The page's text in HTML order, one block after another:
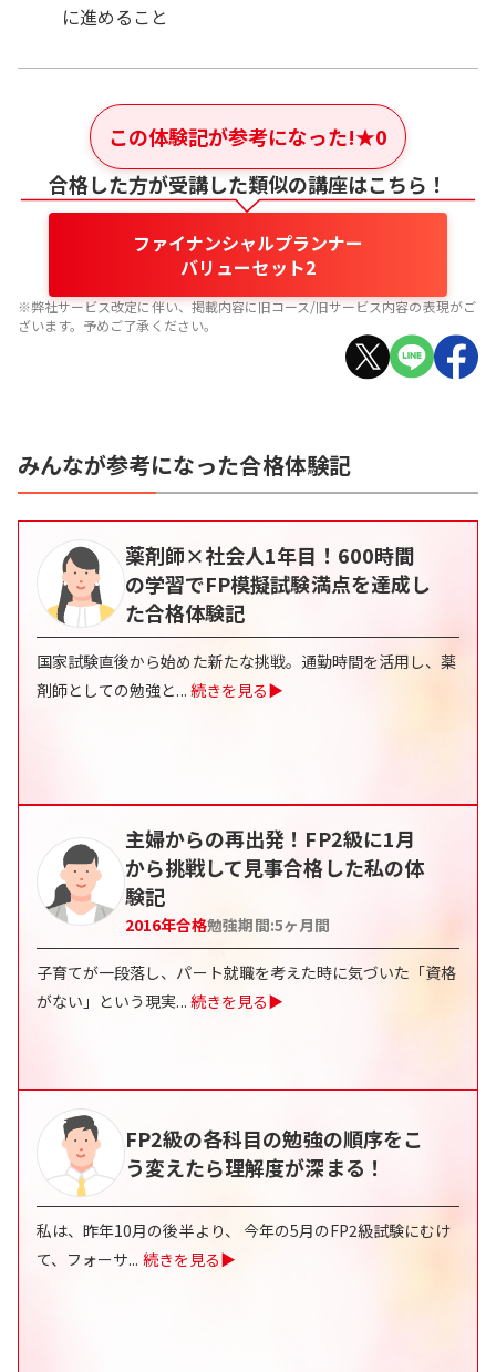
に進めること
この体験記が参考になった!★0
合格した方が受講した類似の講座はこちら！
ファイナンシャルプランナー
バリューセット2
※弊社サービス改定に伴い、掲載内容に旧コース/旧サービス内容の表現がご
ざいます。予めご了承ください。
みんなが参考になった合格体験記
薬剤師×社会人1年目！600時間
の学習でFP模擬試験満点を達成し
た合格体験記
国家試験直後から始めた新たな挑戦。通勤時間を活用し、薬
剤師としての勉強と... 続きを見る▶
主婦からの再出発！FP2級に1月
から挑戦して見事合格した私の体
験記
2016年合格勉強期間:5ヶ月間
子育てが一段落し、パート就職を考えた時に気づいた「資格
がない」という現実... 続きを見る▶
FP2級の各科目の勉強の順序をこ
う変えたら理解度が深まる！
私は、昨年10月の後半より、 今年の5月のFP2級試験にむけ
て、フォーサ... 続きを見る▶